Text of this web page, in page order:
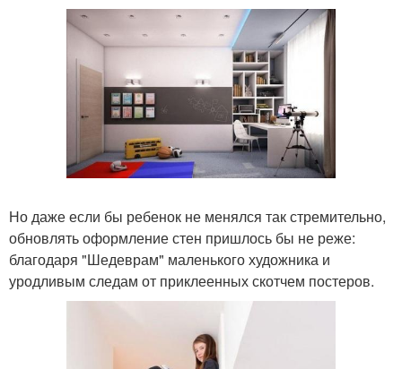
Но даже если бы ребенок не менялся так стремительно,
обновлять оформление стен пришлось бы не реже:
благодаря "Шедеврам" маленького художника и
уродливым следам от приклеенных скотчем постеров.